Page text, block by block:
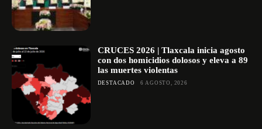
CRUCES 2026 | Tlaxcala inicia agosto
con dos homicidios dolosos y eleva a 89
las muertes violentas
DESTACADO 6 AGOSTO, 2026